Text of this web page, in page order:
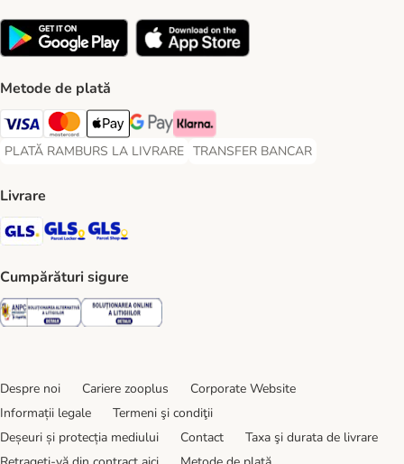
Metode de plată
Visa Payment Method
Master Card Payment Method
Apple Pay Payment Method
Google Pay Payment Method
Klarna Payment Method
PLATĂ RAMBURS LA LIVRARE
PLATĂ RAMBURS LA LIVRARE Payment Method
TRANSFER BANCAR
TRANSFER BANCAR Payment
Livrare
GLS Shipping Method
GLS Locker Shipping Method
Cumpărături sigure
Security Security
Despre noi Cariere zooplus
Corporate Website
Informații legale
Termeni şi condiţii
Deșeuri și protecția mediului
Contact
Taxa şi durata de livrare